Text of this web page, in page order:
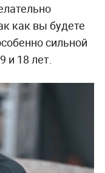
как вы будете
сильной
и 18 лет.